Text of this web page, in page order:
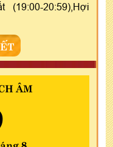
(19:00-20:59),Hợi
ÂM
8